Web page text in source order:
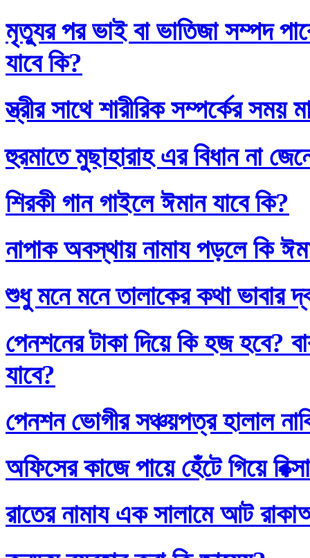
মৃত্যুর পর ভাই বা ভাতিজা সম্পদ
যাবে কি?
স্ত্রীর সাথে শারীরিক সম্পর্কের
হুরমাতে মুছাহারাহ এর বিধান না
শিরকী গান গাইলে ঈমান যাবে কি?
নাপাক অবস্থায় নামায পড়লে কি
শুধু মনে মনে তালাকের কথা ভাবার
পেনশনের টাকা দিয়ে কি হজ হবে?
যাবে?
পেনশন ভোগীর সঞ্চয়পত্র হালাল
অফিসের কাজে পায়ে হেঁটে গিয়ে
রাতের নামায এক সালামে আট